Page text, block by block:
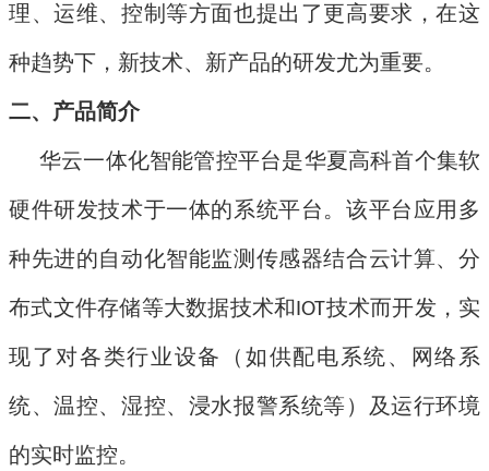
理、运维、控制等方面也提出了更高要求，在这
种趋势下，新技术、新产品的研发尤为重要。
二、产品简介
华云一体化智能管控平台是华夏高科首个集软
硬件研发技术于一体的系统平台。该平台应用多
种先进的自动化智能监测传感器结合云计算、分
布式文件存储等大数据技术和IOT技术而开发，实
现了对各类行业设备（如供配电系统、网络系
统、温控、湿控、浸水报警系统等）及运行环境
的实时监控。